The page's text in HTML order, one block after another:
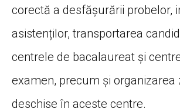
corectă a desfășurării probelor,
asistenților, transportarea
centrele de bacalaureat și
examen, precum și organizarea
deschise în aceste centre.